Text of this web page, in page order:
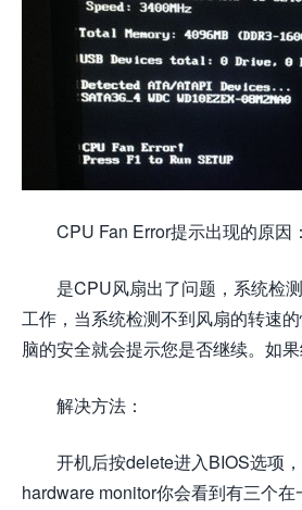
CPU Fan Error提示出现的原因：
是CPU风扇出了问题，系统检
工作，当系统检测不到风扇的转速
脑的安全就会提示您是否继续。如果
解决方法：
开机后按delete进入BIOS选项
hardware monitor你会看到有三个